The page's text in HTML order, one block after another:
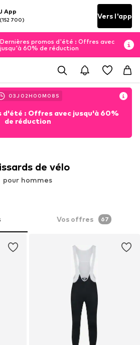
App
(152 700) Vers l'app
Dernières promos d'été : Offres avec
jusqu'à 60% de réduction
03J 02H 00M 04 S
d'été : Offres avec jusqu'à 60%
de réduction
de vélo
pour hommes
Vos offres 67